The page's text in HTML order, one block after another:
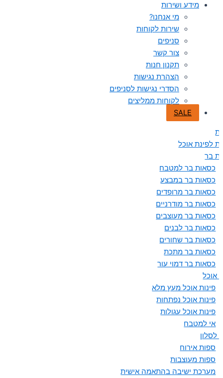
מידע ושירות
מי אנחנו?
שירות לקוחות
סניפים
צור קשר
תקנון חנות
הצהרת נגישות
הסדרי נגישות לסניפים
לקוחות ממליצים
SALE
לפינת אוכל
בר
כסאות בר למטבח
כסאות בר במבצע
כסאות בר מרופדים
כסאות בר מודרניים
כסאות בר מעוצבים
כסאות בר לבנים
כסאות בר שחורים
כסאות בר מתכת
כסאות בר דמוי עור
אוכל
פינות אוכל מעץ מלא
פינות אוכל נפתחות
פינות אוכל עגולות
אי למטבח
לסלון
ספות אירוח
ספות מעוצבות
מערכת ישיבה בהתאמה אישית